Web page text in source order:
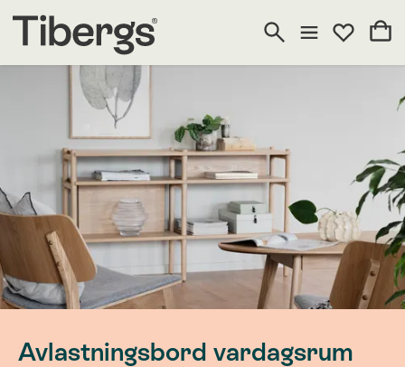
Avlastningsbord vardagsrum